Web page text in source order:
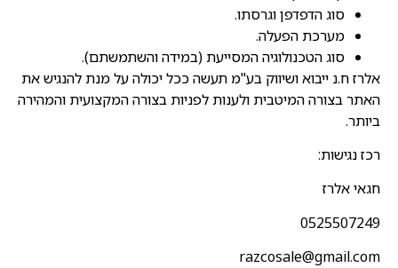
סוג הדפדפן וגרסתו.
מערכת הפעלה.
סוג הטכנולוגיה המסייעת (במידה והשתמשתם).
אלרז ח.נ ייבוא ושיווק בע"מ תעשה ככל יכולה על מנת להנגיש את
האתר בצורה המיטבית ולענות לפניות בצורה המקצועית והמהירה
ביותר.
רכז נגישות:
חגאי אלרז
0525507249
razcosale@gmail.com